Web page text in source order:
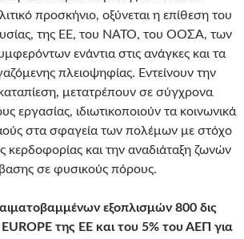
προσκήνιο, οξύνεται η επίθεση του
της ΕΕ, του ΝΑΤΟ, του ΟΟΣΑ, των
ενάντια στις ανάγκες και τα
πλειοψηφίας. Εντείνουν την
μετατρέπουν σε σύγχρονα
εργασίας, ιδιωτικοποιούν τα κοινωνικά
στα σφαγεία των πολέμων με στόχο
κερδοφορίας και την αναδιάταξη ζωνών
σε φυσικούς πόρους.
εξοπλισμών 800 δις
της ΕΕ και του 5% του ΑΕΠ για